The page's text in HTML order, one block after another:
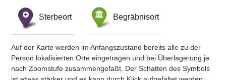
Sterbeort Begräbnisort
Auf der Karte werden im Anfangszustand bereits alle zu der
Person lokalisierten Orte eingetragen und bei Überlagerung je
nach Zoomstufe zusammengefaßt. Der Schatten des Symbols